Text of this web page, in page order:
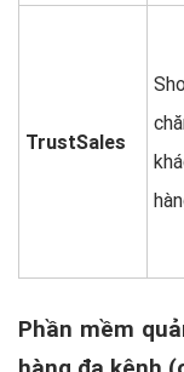
TrustSales
Phần mềm